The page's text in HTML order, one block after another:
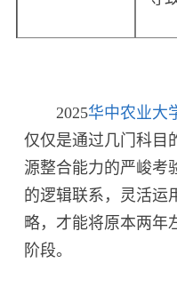
2025华中农业大
仅仅是通过几门科目
源整合能力的严峻考
的逻辑联系，灵活运
略，才能将原本两年
阶段。